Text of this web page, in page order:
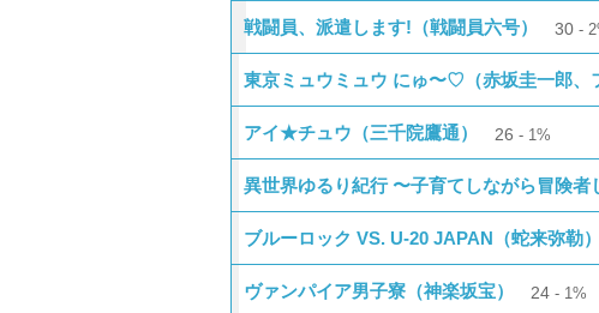
戦闘員、派遣します!（戦闘員六号） 30
東京ミュウミュウ にゅ〜♡（赤坂圭一郎、
アイ★チュウ（三千院鷹通） 26 1%
異世界ゆるり紀行 〜子育てしながら冒険者
ブルーロック VS. U-20 JAPAN（蛇来弥勒）
ヴァンパイア男子寮（神楽坂宝） 24 1%